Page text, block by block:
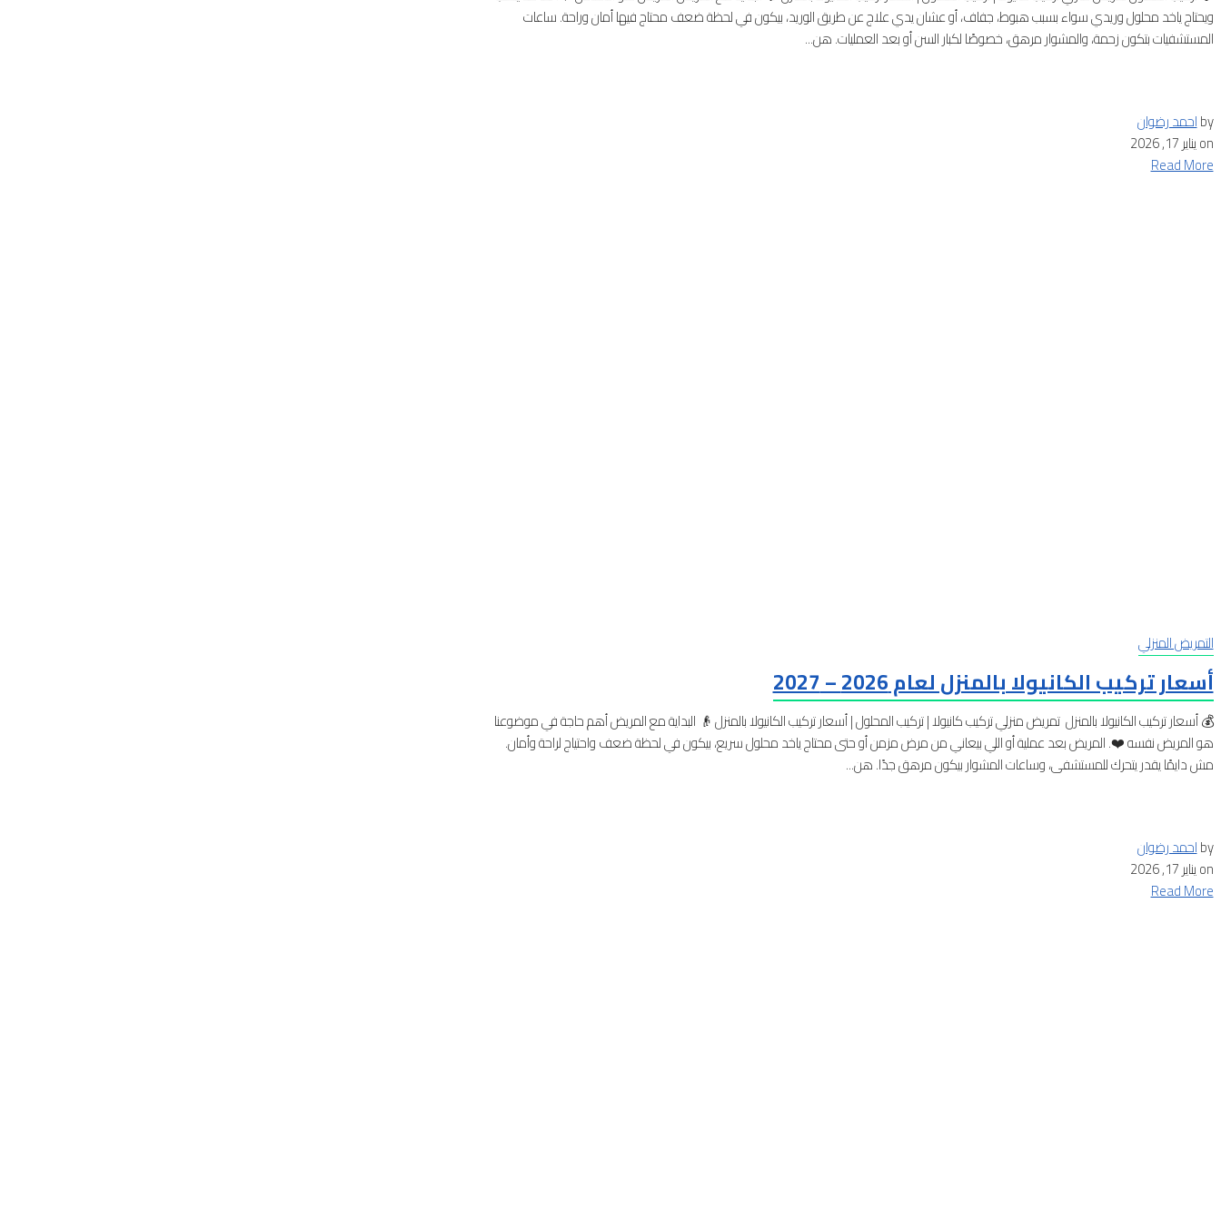
ويحتاج ياخد محلول وريدي سواء بسبب هبوط، جفاف، أو عشان يدي علاج عن طريق الوريد، بيكون في لحظة ضعف محتاج فيها أمان وراحة. ساعات
المستشفيات بتكون زحمة، والمشوار مرهق، خصوصًا لكبار السن أو بعد العمليات. هن...
byاحمد رضوان
onيناير 17, 2026
Read More
التمريض المنزلي
أسعار تركيب الكانيولا بالمنزل لعام 2026 – 2027
💰 أسعار تركيب الكانيولا بالمنزل تمريض منزلي تركيب كانيولا | تركيب المحلول | أسعار تركيب الكانيولا بالمنزل 👴 البداية مع المريض أهم حاجة في موضوعنا
هو المريض نفسه ❤️. المريض بعد عملية أو اللي بيعاني من مرض مزمن أو حتى محتاج ياخد محلول سريع، بيكون في لحظة ضعف واحتياج لراحة وأمان.
مش دايمًا يقدر يتحرك للمستشفى، وساعات المشوار بيكون مرهق جدًا. هن...
byاحمد رضوان
onيناير 17, 2026
Read More